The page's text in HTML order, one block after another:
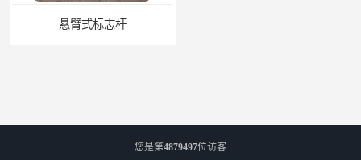
悬臂式标志杆
您是第4879497位访客